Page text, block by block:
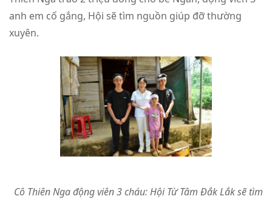
anh em cố gắng, Hội sẽ tìm nguồn giúp đỡ thường
xuyên.
Cô Thiên Nga động viên 3 cháu: Hội Từ Tâm Đắk Lắk sẽ tìm